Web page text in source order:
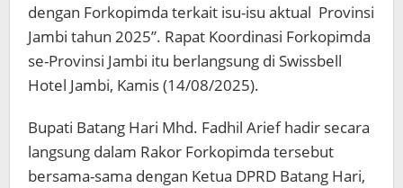
dengan Forkopimda terkait isu-isu aktual Provinsi
Jambi tahun 2025”. Rapat Koordinasi Forkopimda
se-Provinsi Jambi itu berlangsung di Swissbell
Hotel Jambi, Kamis (14/08/2025).
Bupati Batang Hari Mhd. Fadhil Arief hadir secara
langsung dalam Rakor Forkopimda tersebut
bersama-sama dengan Ketua DPRD Batang Hari,